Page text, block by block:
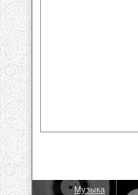
Музыка